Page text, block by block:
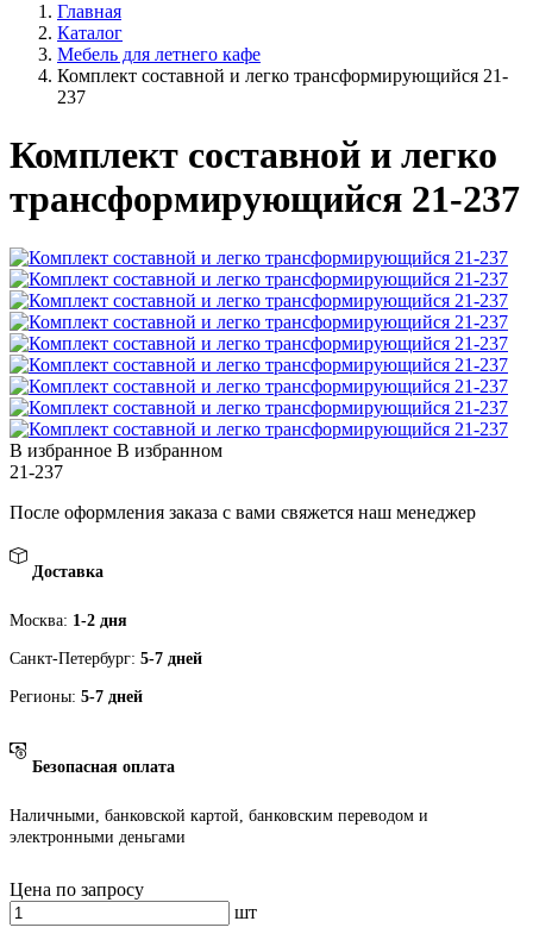
Главная
Каталог
Мебель для летнего кафе
Комплект составной и легко трансформирующийся 21-
237
Комплект составной и легко
трансформирующийся 21-237
В избранное В избранном
21-237
После оформления заказа с вами свяжется наш менеджер
Доставка
Москва: 1-2 дня
Санкт-Петербург: 5-7 дней
Регионы: 5-7 дней
Безопасная оплата
Наличными, банковской картой, банковским переводом и
электронными деньгами
Цена по запросу
шт